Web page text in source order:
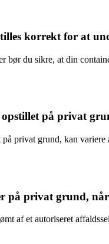
korrekt for at
bør du sikre, at din
på privat
privat grund, kan
på privat grund,
af et autoriseret